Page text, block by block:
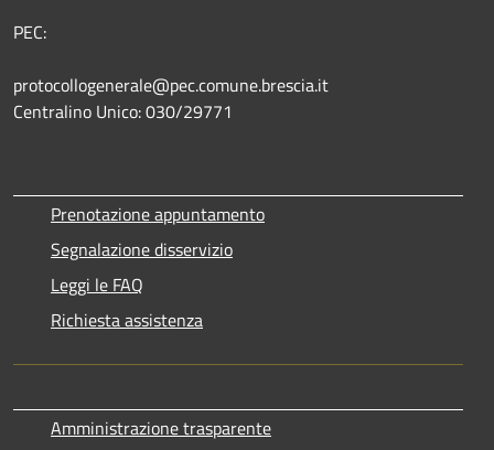
PEC:
protocollogenerale@pec.comune.brescia.it
Centralino Unico: 030/29771
Prenotazione appuntamento
Segnalazione disservizio
Leggi le FAQ
Richiesta assistenza
Amministrazione trasparente